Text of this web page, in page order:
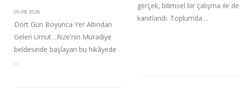
05.08.2026
Dört Gün Boyunca Yer Altından
Gelen Umut…Rize'nin Muradiye
beldesinde başlayan bu hikâyede
...
gerçek, bilimsel bir çalışma ile de
kanıtlandı. Toplumda ...